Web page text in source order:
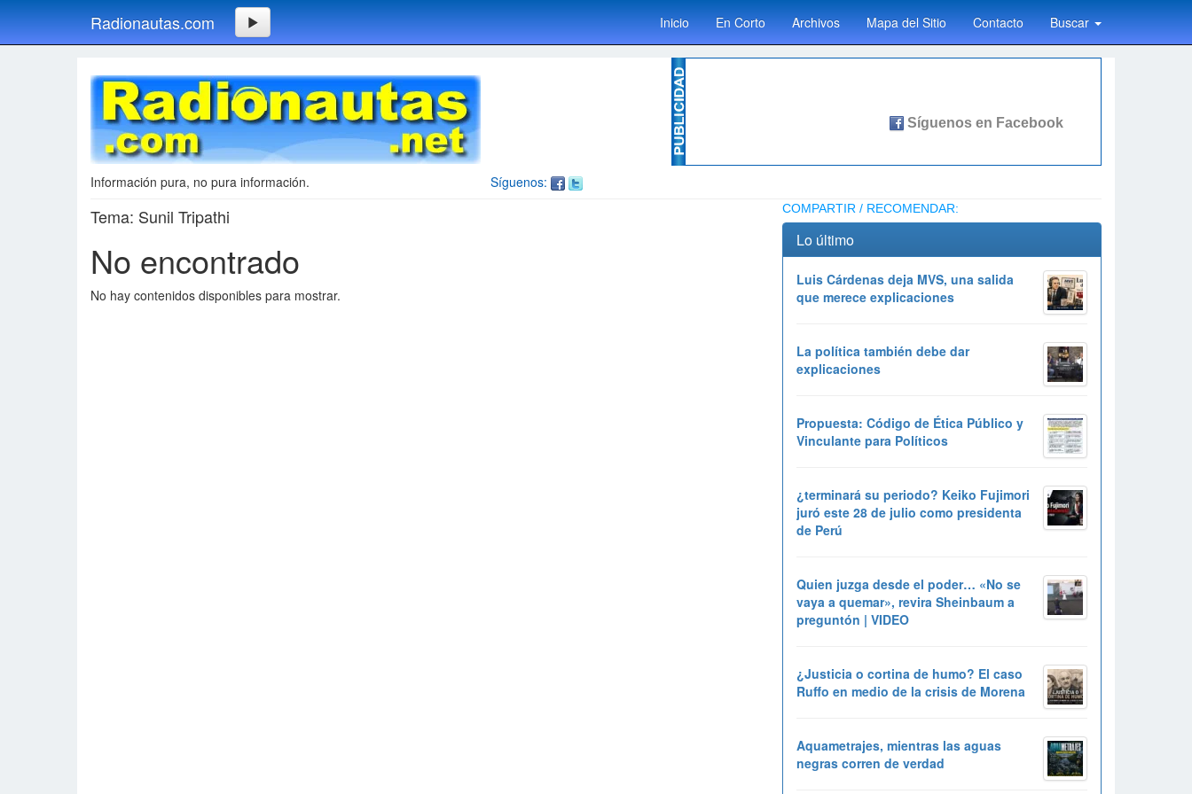
Radionautas.com Inicio En Corto Archivos Mapa del Sitio Contacto Buscar
Síguenos:
Información pura, no pura información.
Tema: Sunil Tripathi
No encontrado
No hay contenidos disponibles para mostrar.
COMPARTIR / RECOMENDAR:
Lo último
Luis Cárdenas deja MVS, una salida
que merece explicaciones
La política también debe dar
explicaciones
Propuesta: Código de Ética Público y
Vinculante para Políticos
¿terminará su periodo? Keiko Fujimori
juró este 28 de julio como presidenta
de Perú
Quien juzga desde el poder… «No se
vaya a quemar», revira Sheinbaum a
preguntón | VIDEO
¿Justicia o cortina de humo? El caso
Ruffo en medio de la crisis de Morena
Aquametrajes, mientras las aguas
negras corren de verdad